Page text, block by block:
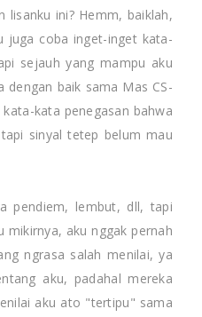
lisanku ini? Hemm, baiklah,
juga coba inget-inget kata-
sejauh yang mampu aku
baik sama Mas CS-
kata penegasan bahwa
sinyal tetep belum mau
pendiem, lembut, dll, tapi
mikirnya, aku nggak pernah
ngrasa salah menilai, ya
aku, padahal mereka
aku ato "tertipu" sama